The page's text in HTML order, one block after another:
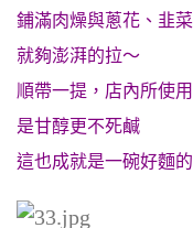
鋪滿肉燥與蔥花、韭
就夠澎湃的拉～
順帶一提，店內所使
是甘醇更不死鹹
這也成就是一碗好麵